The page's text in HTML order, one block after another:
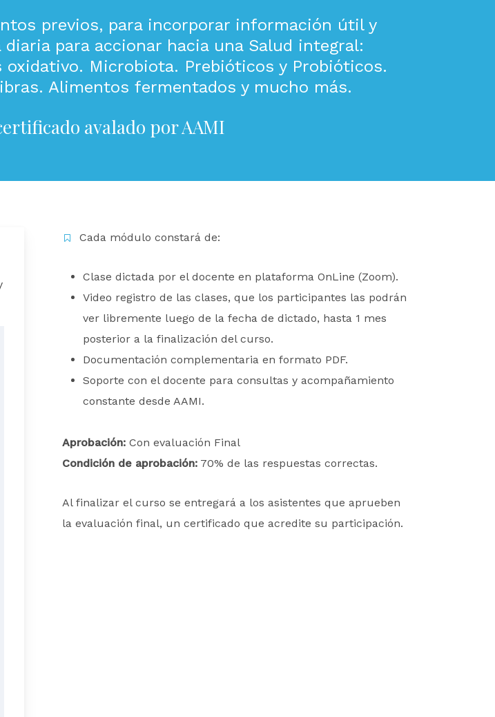
previos, para incorporar información útil y
para accionar hacia una Salud integral:
Microbiota. Prebióticos y Probióticos.
Alimentos fermentados y mucho más.
avalado por AAMI
Cada módulo constará de:
Clase dictada por el docente en plataforma OnLine (Zoom).
Video registro de las clases, que los participantes las podrán
ver libremente luego de la fecha de dictado, hasta 1 mes
posterior a la finalización del curso.
Documentación complementaria en formato PDF.
Soporte con el docente para consultas y acompañamiento
constante desde AAMI.
Aprobación:Con evaluación Final
Condición de aprobación:70% de las respuestas correctas.
Al finalizar el curso se entregará a los asistentes que aprueben
la evaluación final, un certificado que acredite su participación.